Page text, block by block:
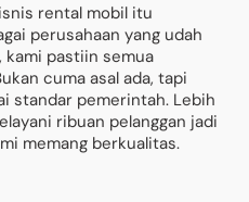
rental mobil itu
perusahaan yang udah
pastiin semua
cuma asal ada, tapi
standar pemerintah. Lebih
ribuan pelanggan jadi
memang berkualitas.